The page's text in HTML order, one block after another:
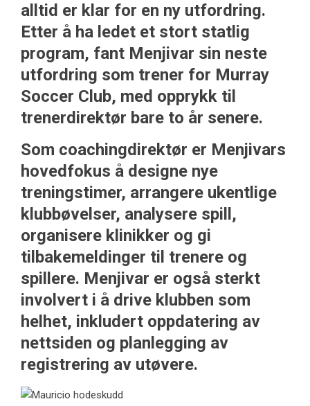
alltid er klar for en ny utfordring.
Etter å ha ledet et stort statlig
program, fant Menjivar sin neste
utfordring som trener for Murray
Soccer Club, med opprykk til
trenerdirektør bare to år senere.
Som coachingdirektør er Menjivars
hovedfokus å designe nye
treningstimer, arrangere ukentlige
klubbøvelser, analysere spill,
organisere klinikker og gi
tilbakemeldinger til trenere og
spillere. Menjivar er også sterkt
involvert i å drive klubben som
helhet, inkludert oppdatering av
nettsiden og planlegging av
registrering av utøvere.